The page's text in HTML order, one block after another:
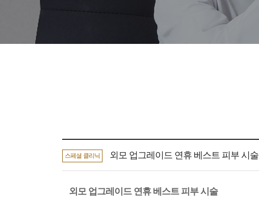
스페셜 클리닉 외모 업그레이드 연휴 베스트 피부 시술
외모 업그레이드 연휴 베스트 피부 시술